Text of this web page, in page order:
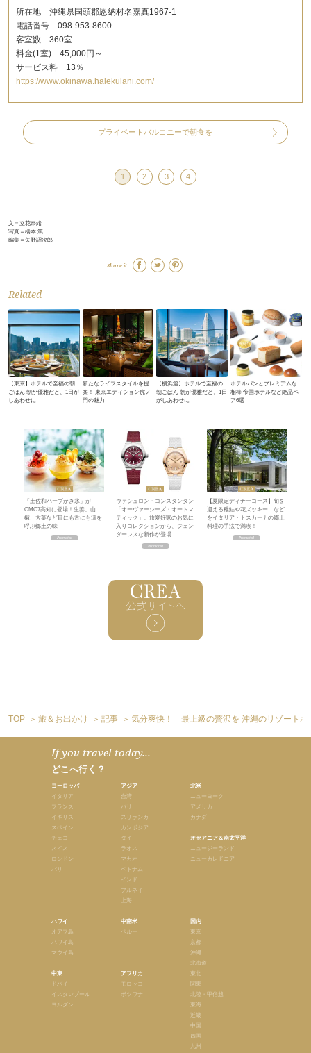
所在地 沖縄県国頭郡恩納村名嘉真1967-1
電話番号 098-953-8600
客室数 360室
料金(1室) 45,000円～
サービス料 13％
https://www.okinawa.halekulani.com/
プライベートバルコニーで朝食を
1 2 3 4
文＝立花奈緒
写真＝橋本 篤
編集＝矢野詔次郎
Share it
Related
【東京】ホテルで至福の朝
ごはん 朝が優雅だと、1日が
しあわせに
新たなライフスタイルを提
案！ 東京エディション虎ノ
門の魅力
【横浜篇】ホテルで至福の
朝ごはん 朝が優雅だと、1日
がしあわせに
ホテルパンとプレミアムな
相棒 帝国ホテルなど絶品ペ
ア6選
「土佐和ハーブかき氷」が
OMO7高知に登場！生姜、山
椒、大葉など目にも舌にも涼を
呼ぶ郷土の味
ヴァシュロン・コンスタンタン
「オーヴァーシーズ・オートマ
ティック」。旅愛好家のお気に
入りコレクションから、ジェン
ダーレスな新作が登場
【夏限定ディナーコース】旬を
迎える稚鮎や花ズッキーニなど
をイタリア・トスカーナの郷土
料理の手法で満喫！
TOP 旅＆お出かけ 記事 気分爽快！ 最上級の贅沢を 沖縄のリゾートホ
If you travel today...
どこへ行く？
ヨーロッパ
イタリア
フランス
イギリス
スペイン
チェコ
スイス
ロンドン
パリ
ハワイ
オアフ島
ハワイ島
マウイ島
中東
ドバイ
イスタンブール
ヨルダン
アジア
台湾
バリ
スリランカ
カンボジア
タイ
ラオス
マカオ
ベトナム
インド
ブルネイ
上海
中南米
ペルー
アフリカ
モロッコ
ボツワナ
北米
ニューヨーク
アメリカ
カナダ
オセアニア＆南太平洋
ニュージーランド
ニューカレドニア
国内
東京
京都
沖縄
北海道
東北
関東
北陸・甲信越
東海
近畿
中国
四国
九州